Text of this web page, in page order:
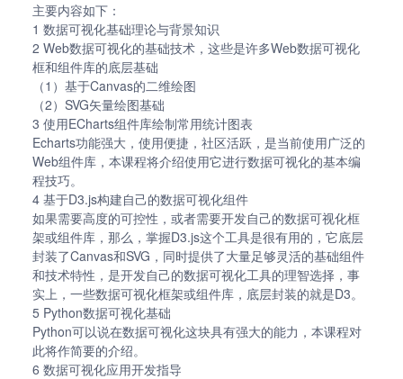
主要内容如下：
1 数据可视化基础理论与背景知识
2 Web数据可视化的基础技术，这些是许多Web数据可视化
框和组件库的底层基础
（1）基于Canvas的二维绘图
（2）SVG矢量绘图基础
3 使用ECharts组件库绘制常用统计图表
Echarts功能强大，使用便捷，社区活跃，是当前使用广泛的
Web组件库，本课程将介绍使用它进行数据可视化的基本编
程技巧。
4 基于D3.js构建自己的数据可视化组件
如果需要高度的可控性，或者需要开发自己的数据可视化框
架或组件库，那么，掌握D3.js这个工具是很有用的，它底层
封装了Canvas和SVG，同时提供了大量足够灵活的基础组件
和技术特性，是开发自己的数据可视化工具的理智选择，事
实上，一些数据可视化框架或组件库，底层封装的就是D3。
5 Python数据可视化基础
Python可以说在数据可视化这块具有强大的能力，本课程对
此将作简要的介绍。
6 数据可视化应用开发指导